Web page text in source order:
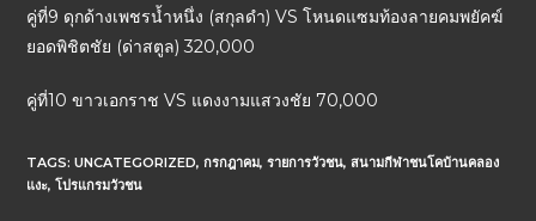
คู่ที่9 ดุกด้างเพชรน้ำหนึ่ง (สกุลดำ) VS โหนดแซมท้องลายคมพยัคฆ์
ยอดพิชิตชัย (ด่าสตูล) 320,000
คู่ที่10 ขาวเอกราช VS แดงงามแสวงชัย 70,000
TAGS:UNCATEGORIZED, กรกฎาคม, รายการวัวชน, สนามกีฬาชนโคบ้านคลอง
แงะ, โปรแกรมวัวชน